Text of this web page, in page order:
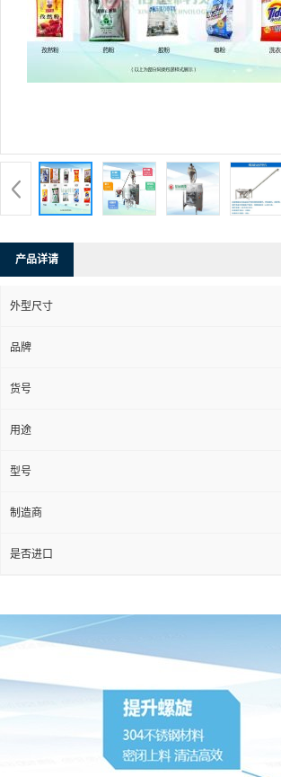
产品详请
外型尺寸
品牌
货号
用途
型号
制造商
是否进口